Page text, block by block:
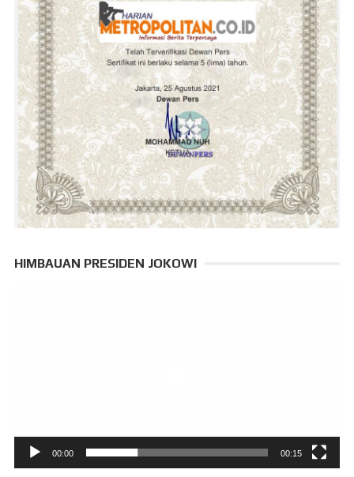
HIMBAUAN PRESIDEN JOKOWI
00:00 00:15